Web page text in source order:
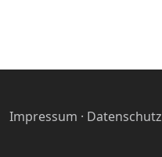
Impressum · Datenschutz